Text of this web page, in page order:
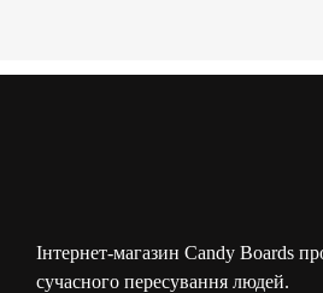
Інтернет-магазин Candy Boards
сучасного пересування людей.